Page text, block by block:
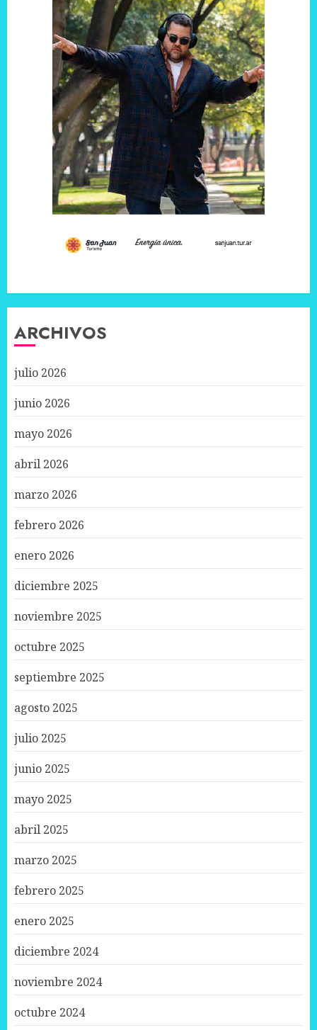
ARCHIVOS
julio 2026
junio 2026
mayo 2026
abril 2026
marzo 2026
febrero 2026
enero 2026
diciembre 2025
noviembre 2025
octubre 2025
septiembre 2025
agosto 2025
julio 2025
junio 2025
mayo 2025
abril 2025
marzo 2025
febrero 2025
enero 2025
diciembre 2024
noviembre 2024
octubre 2024